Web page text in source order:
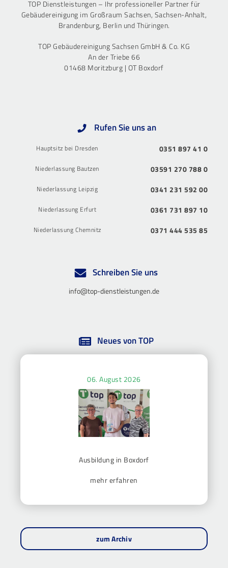
TOP Dienstleistungen – Ihr professioneller Partner für
Gebäudereinigung im Großraum Sachsen, Sachsen-Anhalt,
Brandenburg, Berlin und Thüringen.
TOP Gebäudereinigung Sachsen GmbH & Co. KG
An der Triebe 66
01468 Moritzburg | OT Boxdorf
Rufen Sie uns an
Hauptsitz bei Dresden 0351 897 41 0
Niederlassung Bautzen 03591 270 788 0
Niederlassung Leipzig 0341 231 592 00
Niederlassung Erfurt 0361 731 897 10
Niederlassung Chemnitz 0371 444 535 85
Schreiben Sie uns
info@top-dienstleistungen.de
Neues von TOP
06. August 2026
Ausbildung in Boxdorf
mehr erfahren
zum Archiv